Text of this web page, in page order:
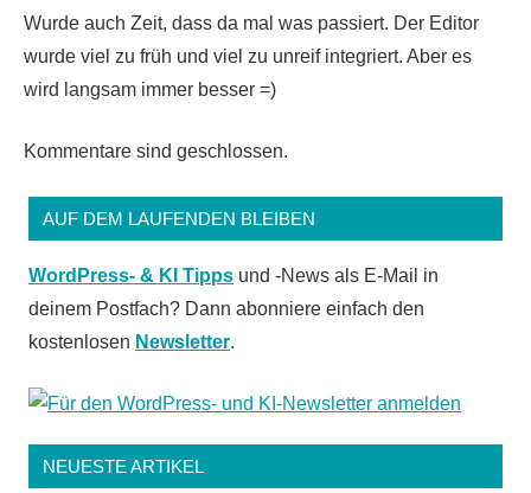
Wurde auch Zeit, dass da mal was passiert. Der Editor
wurde viel zu früh und viel zu unreif integriert. Aber es
wird langsam immer besser =)
Kommentare sind geschlossen.
AUF DEM LAUFENDEN BLEIBEN
WordPress- & KI Tipps und -News als E-Mail in
deinem Postfach? Dann abonniere einfach den
kostenlosen Newsletter.
NEUESTE ARTIKEL